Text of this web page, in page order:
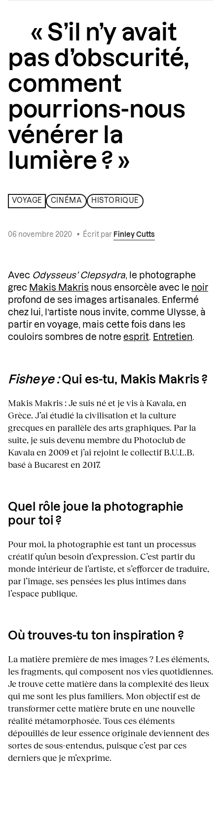
« S’il n’y avait
pas d’obscurité,
comment
pourrions-nous
vénérer la
lumière ? »
VOYAGE CINÉMA HISTORIQUE
06 novembre 2020 • Écrit par Finley Cutts
Avec Odysseus’ Clepsydra, le photographe
grec Makis Makris nous ensorcèle avec le noir
profond de ses images artisanales. Enfermé
chez lui, l’artiste nous invite, comme Ulysse, à
partir en voyage, mais cette fois dans les
couloirs sombres de notre esprit. Entretien.
Fisheye :Qui es-tu, Makis Makris ?
Makis Makris : Je suis né et je vis à Kavala, en
Grèce. J’ai étudié la civilisation et la culture
grecques en parallèle des arts graphiques. Par la
suite, je suis devenu membre du Photoclub de
Kavala en 2009 et j’ai rejoint le collectif B.U.L.B.
basé à Bucarest en 2017.
Quel rôle joue la photographie
pour toi ?
Pour moi, la photographie est tant un processus
créatif qu’un besoin d’expression. C’est partir du
monde intérieur de l’artiste, et s’efforcer de traduire,
par l’image, ses pensées les plus intimes dans
l’espace publique.
Où trouves-tu ton inspiration ?
La matière première de mes images ? Les éléments,
les fragments, qui composent nos vies quotidiennes.
Je trouve cette matière dans la complexité des lieux
qui me sont les plus familiers. Mon objectif est de
transformer cette matière brute en une nouvelle
réalité métamorphosée. Tous ces éléments
dépouillés de leur essence originale deviennent des
sortes de sous-entendus, puisque c’est par ces
derniers que je m’exprime.